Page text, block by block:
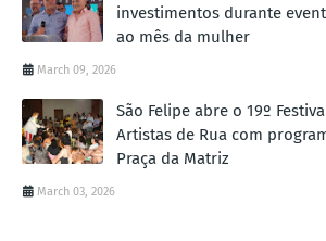
investimentos durante
ao mês da mulher
March 09, 2026
São Felipe abre o 19º
Artistas de Rua com
Praça da Matriz
March 03, 2026